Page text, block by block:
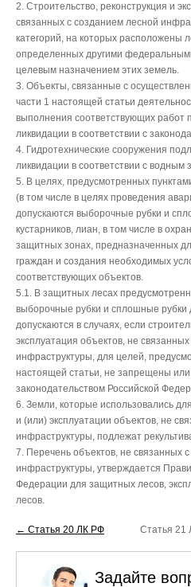
2. Строительство, реконструкция и
связанных с созданием лесной
категорий, на которых расположены
определенных другими
целевым назначением этих земель.
3. Объекты, связанные с
части 1 настоящей статьи
выполнения соответствующих работ
ликвидации в соответствии с
4. Гидротехнические сооружения
ликвидации в соответствии с водным
5. В целях, предусмотренных
(в том числе в целях проведения
допускаются выборочные рубки и
кустарников, лиан, в том числе в
защитных зонах, предназначенных
граждан и создания необходимых
соответствующих объектов.
5.1. В защитных лесах
выборочные рубки и сплошные рубки
допускаются в случаях, если
эксплуатация объектов, не
инфраструктуры, для целей,
настоящей статьи, не запрещены или
законодательством Российской
6. Земли, которые использовались
и (или) эксплуатации объектов, не
инфраструктуры, подлежат
7. Перечень объектов, не связанных
инфраструктуры, утверждается
Федерации для защитных лесов,
лесов.
← Статья 20 ЛК РФ Статья 21
Задайте